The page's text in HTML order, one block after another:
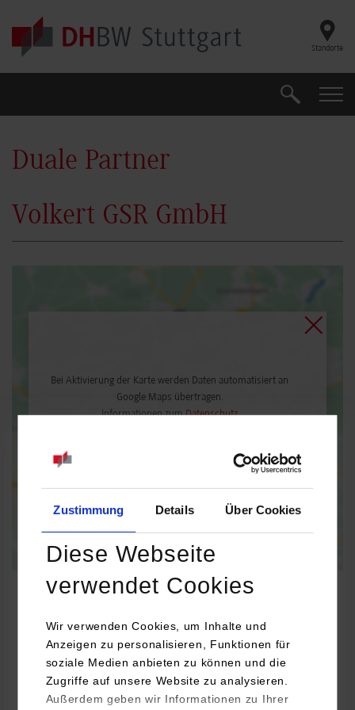
Zustimmung Details Über Cookies
Diese Webseite
verwendet Cookies
Wir verwenden Cookies, um Inhalte und
Anzeigen zu personalisieren, Funktionen für
soziale Medien anbieten zu können und die
Zugriffe auf unsere Website zu analysieren.
Außerdem geben wir Informationen zu Ihrer
Skip to main content
Standorte
Suche
Duale Partner
Volkert GSR GmbH
Bei Aktivierung der Karte werden Daten automatisiert an
Google Maps übertragen.
Informationen zumDatenschutz
Volkert GSR GmbH
Heinrieter Straße 10